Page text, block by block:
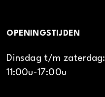
OPENINGSTIJDEN
Dinsdag t/m zaterdag:
11:00u-17:00u